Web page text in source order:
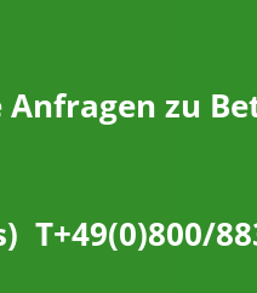
Anfragen zu
T+49(0)800/